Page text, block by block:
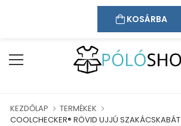
ÜDVÖZÖLJÜK WEBÁRUHÁZUNKBAN!
Kapcsolat
KEZDŐLAP
TERMÉKEK
COOLCHECKER® RÖVID UJJÚ SZAKÁCSKABÁT
KOSÁRBA